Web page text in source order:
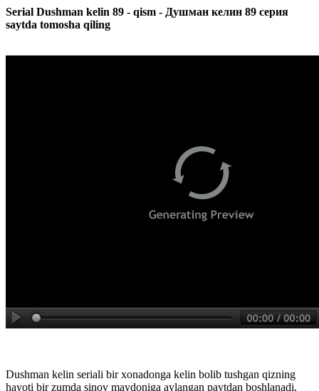
Serial Dushman kelin 89 - qism - Душман келин 89 серия
saytda tomosha qiling
Dushman kelin seriali bir xonadonga kelin bolib tushgan qizning
hayoti bir zumda sinov maydoniga aylangan paytdan boshlanadi,